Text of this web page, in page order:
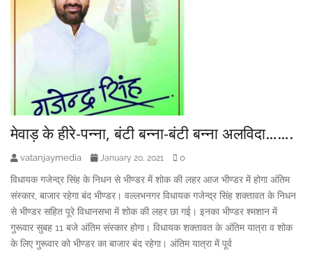
मेवाड़ के हीरे-पन्ना, बंटी बन्ना-बंटी बन्ना अलविदा…….
vatanjaymedia January 20, 2021 0
विधायक गजेन्द्र सिंह के निधन से भीण्डर में शोक की लहर आज भीण्डर में होगा अंतिम
संस्कार, बाजार रहेगा बंद भीण्डर। वल्लभनगर विधायक गजेन्द्र सिंह शक्तावत के निधन
से भीण्डर सहित पूरे विधानसभा में शोक की लहर छा गई। इनका भीण्डर श्मशान में
गुरूवार सुबह 11 बजे अंतिम संस्कार होगा। विधायक शक्तावत के अंतिम यात्रा व शोक
के लिए गुरूवार को भीण्डर का बाजार बंद रहेगा। अंतिम यात्रा में पूर्व